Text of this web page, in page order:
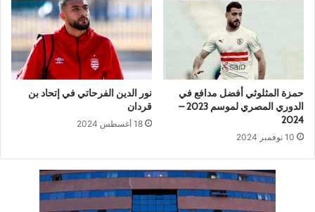
حمزة المثلوثي أفضل مدافع في
الدوري المصري لموسم 2023 –
2024
10 نوفمبر 2024
نور الدين الفرحاتي في إتحاد بن
قردان
18 أغسطس 2024